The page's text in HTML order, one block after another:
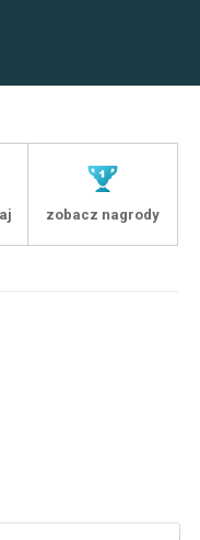
zobacz nagrody